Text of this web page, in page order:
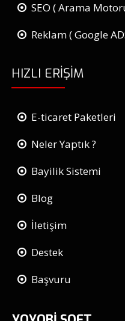
SEO ( Arama
Reklam ( Google
HIZLI ERIŞIM
E-ticaret Paketleri
Neler Yaptık ?
Bayilik Sistemi
Blog
İletişim
Destek
Başvuru